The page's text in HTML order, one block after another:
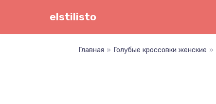
elstilisto
Главная » Голубые кроссовки женские »